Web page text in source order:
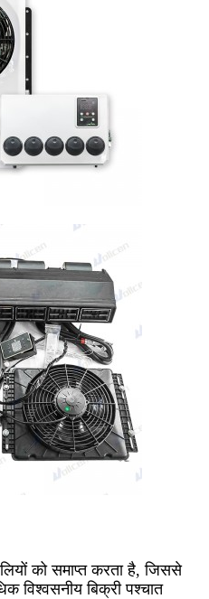
को समाप्त करता है, जिससे
विश्वसनीय बिक्री पश्चात